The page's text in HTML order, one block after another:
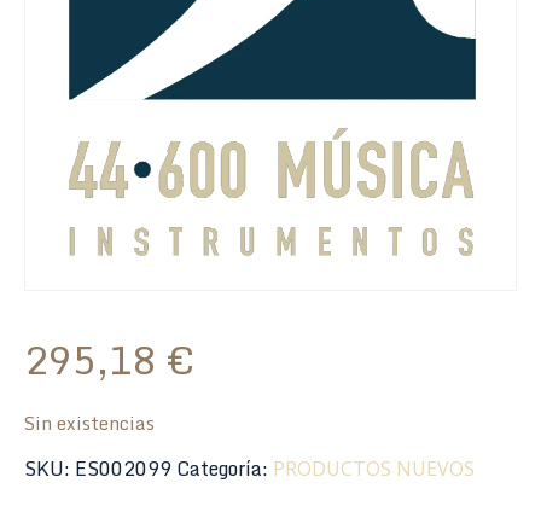
295,18 €
Sin existencias
SKU: ES002099Categoría: PRODUCTOS NUEVOS